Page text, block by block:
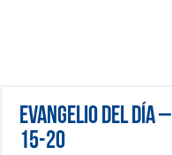
Evangelio del día
15-20